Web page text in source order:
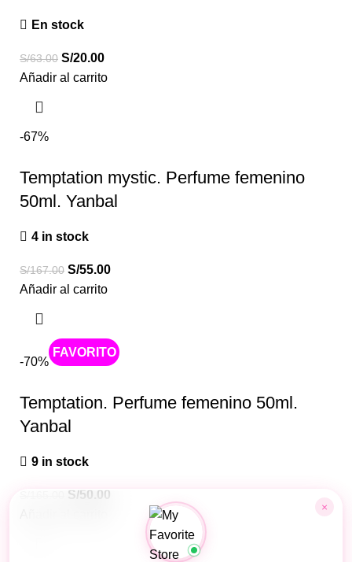
En stock
S/63.00 S/20.00
Añadir al carrito
-67%
Temptation mystic. Perfume femenino
50ml. Yanbal
4 in stock
S/167.00 S/55.00
Añadir al carrito
-70%
Caliente
Temptation. Perfume femenino 50ml.
Yanbal
9 in stock
S/50.00
×